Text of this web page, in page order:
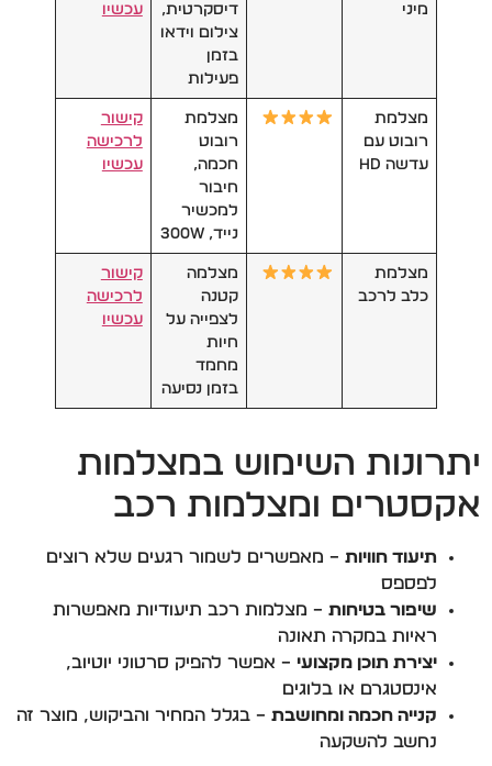
מיני
דיסקרטית,
צילום וידאו
בזמן
פעילות
עכשיו
מצלמת
רובוט עם
עדשה HD
מצלמת
רובוט
חכמה,
חיבור
למכשיר
נייד, 300W
קישור
לרכישה
עכשיו
מצלמת
כלב לרכב
מצלמה
קטנה
לצפייה על
חיות
מחמד
בזמן נסיעה
קישור
לרכישה
עכשיו
יתרונות השימוש במצלמות
אקסטרים ומצלמות רכב
תיעוד חוויות – מאפשרים לשמור רגעים שלא רוצים
לפספס
שיפור בטיחות – מצלמות רכב תיעודיות מאפשרות
ראיות במקרה תאונה
יצירת תוכן מקצועי – אפשר להפיק סרטוני יוטיוב,
אינסטגרם או בלוגים
קנייה חכמה ומחושבת – בגלל המחיר והביקוש, מוצר זה
נחשב להשקעה